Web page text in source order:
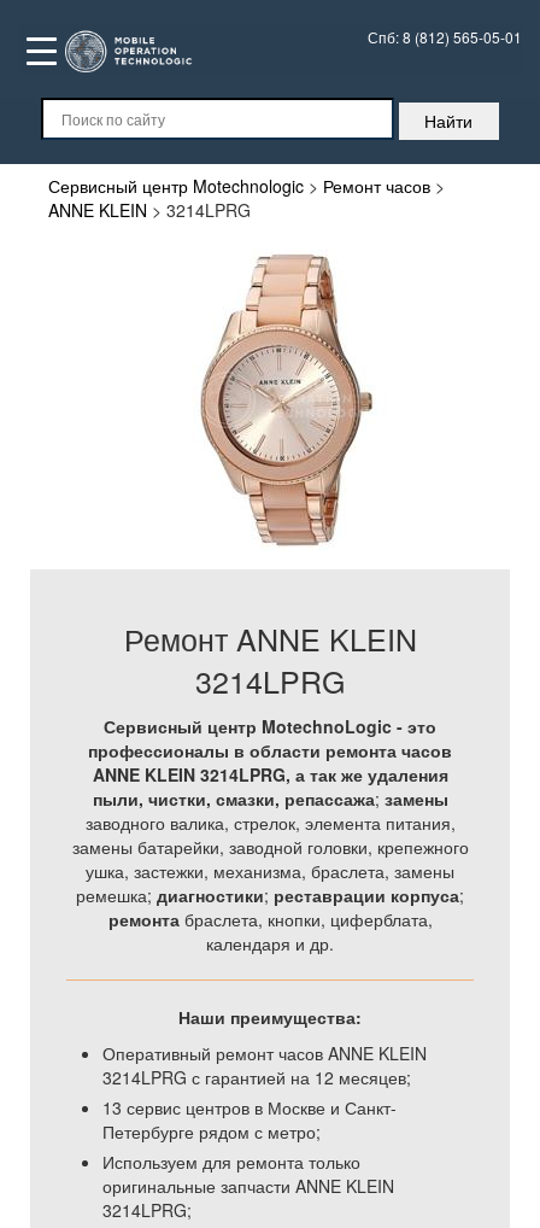
Спб:8 (812) 565-05-01
Сервисный центр Motechnologic > Ремонт часов >
ANNE KLEIN > 3214LPRG
Ремонт ANNE KLEIN
3214LPRG
Сервисный центр MotechnoLogic - это
профессионалы в области ремонта часов
ANNE KLEIN 3214LPRG, а так же удаления
пыли, чистки, смазки, репассажа; замены
заводного валика, стрелок, элемента питания,
замены батарейки, заводной головки, крепежного
ушка, застежки, механизма, браслета, замены
ремешка; диагностики; реставрации корпуса;
ремонтабраслета, кнопки, циферблата,
календаря и др.
Наши преимущества:
Оперативный ремонт часов ANNE KLEIN
3214LPRG с гарантией на 12 месяцев;
13 сервис центров в Москве и Санкт-
Петербурге рядом с метро;
Используем для ремонта только
оригинальные запчасти ANNE KLEIN
3214LPRG;